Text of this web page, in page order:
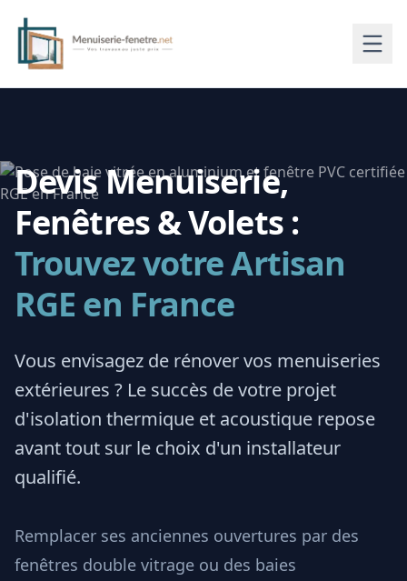
Devis Menuiserie,
Fenêtres & Volets :
Trouvez votre Artisan
RGE en France
Vous envisagez de rénover vos menuiseries
extérieures ? Le succès de votre projet
d'isolation thermique et acoustique repose
avant tout sur le choix d'un installateur
qualifié.
Remplacer ses anciennes ouvertures par des
fenêtres double vitrage ou des baies